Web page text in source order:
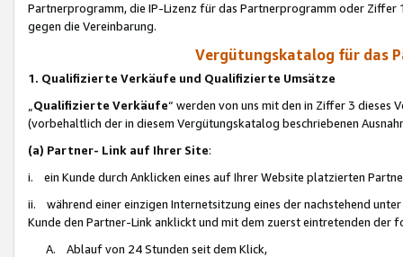
Partnerprogramm, die IP-Lizenz für das Partnerprogramm oder
gegen die Vereinbarung.
Vergütungskatalog für das
1. Qualifizierte Verkäufe und Qualifizierte Umsätze
Qualifizierte Verkäufe“ werden von uns mit den in Ziffer 3
(vorbehaltlich der in diesem Vergütungskatalog beschriebenen
(a) Partner- Link auf Ihrer Site:
i. ein Kunde durch Anklicken eines auf Ihrer Website platzierten
ii. während einer einzigen Internetsitzung eines der nachstehend
Kunde den Partner-Link anklickt und mit dem zuerst eintretenden der
A. Ablauf von 24 Stunden seit dem Klick,